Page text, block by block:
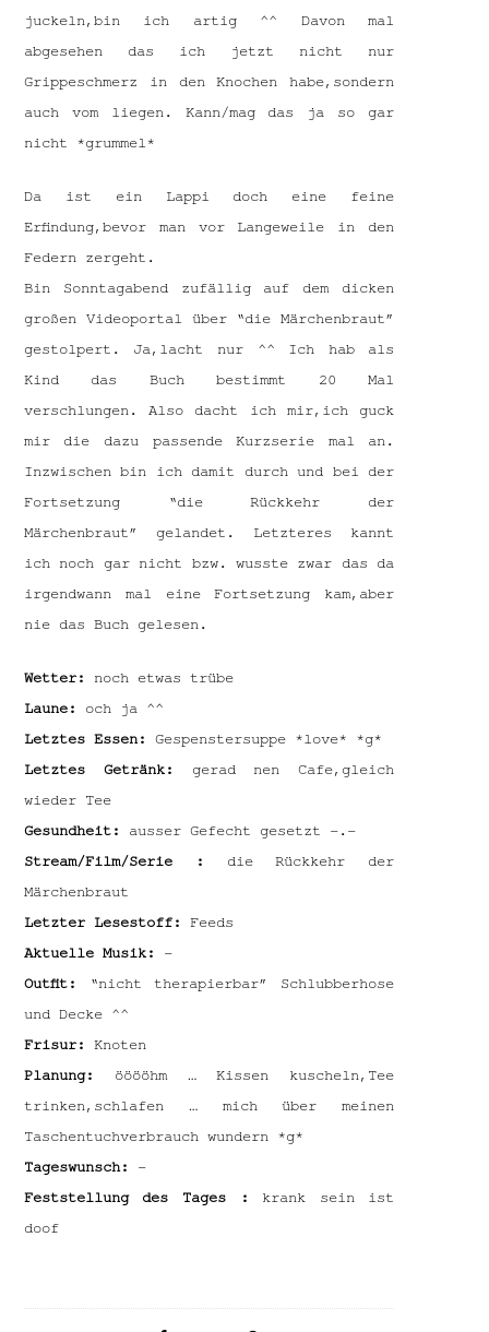
juckeln,bin ich artig ^^ Davon mal
abgesehen das ich jetzt nicht nur
Grippeschmerz in den Knochen habe,sondern
auch vom liegen. Kann/mag das ja so gar
nicht *grummel*
Da ist ein Lappi doch eine feine
Erfindung,bevor man vor Langeweile in den
Federn zergeht.
Bin Sonntagabend zufällig auf dem dicken
großen Videoportal über “die Märchenbraut”
gestolpert. Ja,lacht nur ^^ Ich hab als
Kind das Buch bestimmt 20 Mal
verschlungen. Also dacht ich mir,ich guck
mir die dazu passende Kurzserie mal an.
Inzwischen bin ich damit durch und bei der
Fortsetzung “die Rückkehr der
Märchenbraut” gelandet. Letzteres kannt
ich noch gar nicht bzw. wusste zwar das da
irgendwann mal eine Fortsetzung kam,aber
nie das Buch gelesen.
Wetter:
noch etwas trübe
Laune:
och ja ^^
Letztes Essen: Gespenstersuppe *love* *g*
Letztes Getränk: gerad nen Cafe,gleich
wieder Tee
Gesundheit:
ausser Gefecht gesetzt -.-
Stream/Film/Serie : die Rückkehr der
Märchenbraut
Letzter Lesestoff: Feeds
Aktuelle Musik:
–
Outfit:
“nicht therapierbar” Schlubberhose
und Decke ^^
Frisur: Knoten
Planung:
ööööhm … Kissen kuscheln,Tee
trinken,schlafen … mich über meinen
Taschentuchverbrauch wundern *g*
Tageswunsch:
–
Feststellung des Tages : krank sein ist
doof